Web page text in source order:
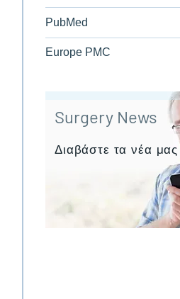
PubMed
Europe PMC
Surgery News
Διαβάστε τα νέα μας